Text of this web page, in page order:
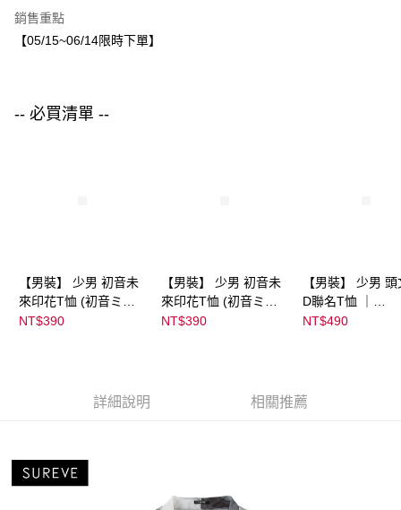
每筆NT$80，滿NT$1,500(含以上)免運費
宅配
銷售重點
【05/15~06/14限時下單】
-- 必買清單 --
【男裝】 少男 初音未
來印花T恤 (初音ミク)
｜
NT$390
【男裝】 少男 初音未
來印花T恤 (初音ミク)
｜
NT$390
【男裝】 少男
D聯名T恤 ｜
NT$490
詳細說明 相關推薦